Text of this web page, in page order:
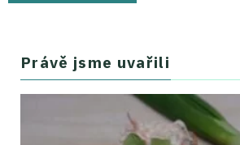
Právě jsme uvařili